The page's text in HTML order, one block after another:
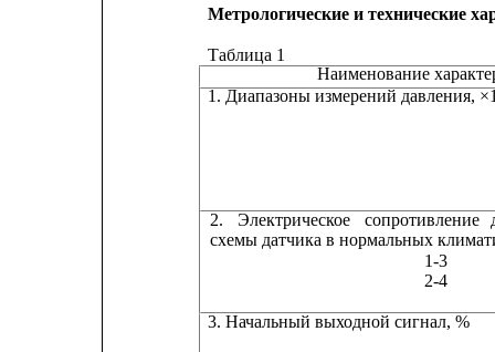
Метрологические и технические
Таблица 1
Наименование
1. Диапазоны измерений давления,
2. Электрическое сопротивление
схемы датчика в нормальных
1-3
2-4
3. Начальный выходной сигнал, %